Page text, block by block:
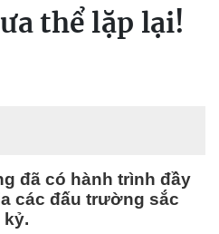
thể lặp lại!
đã có hành trình đầy
các đấu trường sắc
kỷ.